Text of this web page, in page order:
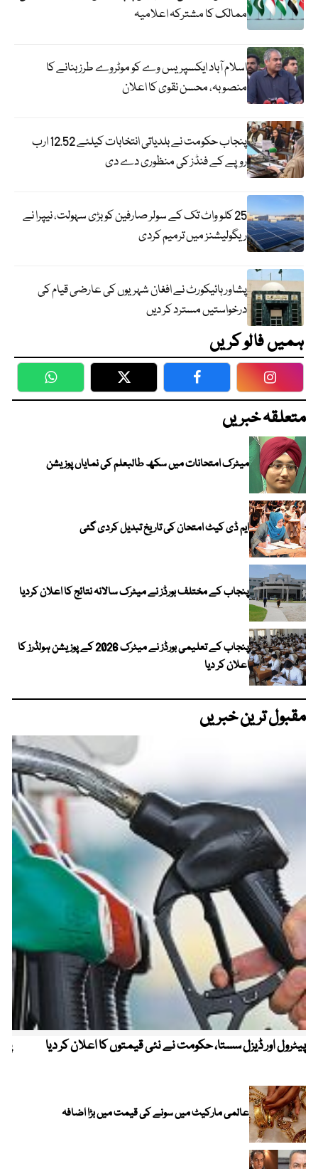
ممالک کا مشترکہ اعلامیہ
اسلام آباد ایکسپریس وے کو موٹروے طرز بنانے کا
منصوبہ، محسن نقوی کا اعلان
پنجاب حکومت نے بلدیاتی انتخابات کیلئے 12.52 ارب
روپے کے فنڈز کی منظوری دے دی
25 کلو واٹ تک کے سولر صارفین کو بڑی سہولت، نیپرا نے
ریگولیشنز میں ترمیم کردی
پشاور ہائیکورٹ نے افغان شہریوں کی عارضی قیام کی
درخواستیں مسترد کر دیں
ہمیں فالو کریں
WhatsApp Twitter Facebook
متعلقہ خبریں
میٹرک امتحانات میں سکھ طالبعلم کی نمایاں پوزیشن
ایم ڈی کیٹ امتحان کی تاریخ تبدیل کردی گئی
پنجاب کے مختلف بورڈز نے میٹرک سالانہ نتائج کا اعلان کردیا
پنجاب کے تعلیمی بورڈز نے میٹرک 2026 کے پوزیشن ہولڈرز کا
اعلان کر دیا
مقبول ترین خبریں
پیٹرول اور ڈیزل سستا، حکومت نے نئی قیمتوں کا اعلان کر دیا
عالمی مارکیٹ میں سونے کی قیمت میں بڑا اضافہ